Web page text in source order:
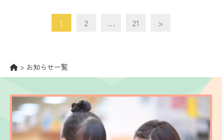
1 2 … 21 >
> お知らせ一覧